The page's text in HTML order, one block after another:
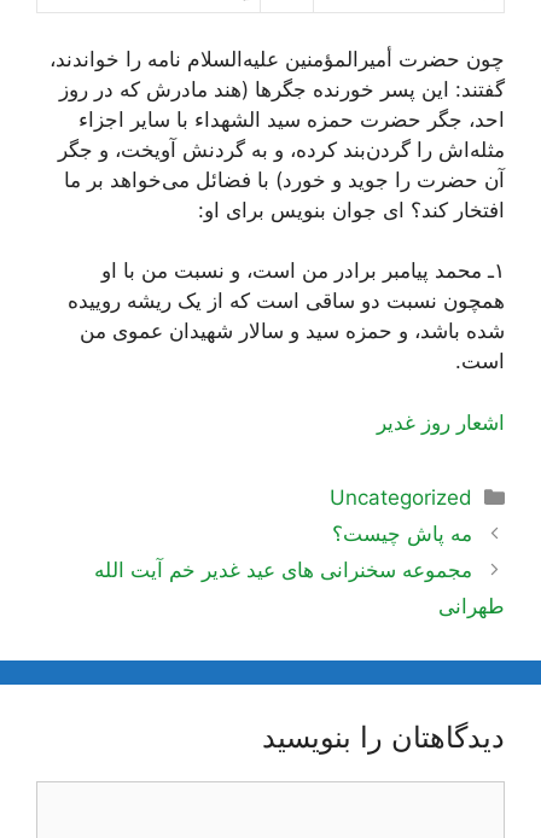
چون حضرت أمیرالمؤمنین علیه‌السلام نامه را خواندند،
گفتند: این پسر خورنده جگرها (هند مادرش که در روز
احد، جگر حضرت حمزه سید الشهداء با سایر اجزاء
مثله‌اش را گردن‌بند کرده، و به گردنش آویخت، و جگر
آن حضرت را جوید و خورد) با فضائل مى‌خواهد بر ما
افتخار کند؟ اى جوان بنویس براى او:
١ـ محمد پیامبر برادر من است، و نسبت من با او
همچون نسبت دو ساقى است که از یک ریشه روییده
شده باشد، و حمزه سید و سالار شهیدان عموى من
است‌.
اشعار روز غدیر
دسته‌ها
Uncategorized
ناوبری
نوشته‌ها
مه پاش چیست؟
مجموعه سخنرانی های عید غدیر خم آیت الله
طهرانی
دیدگاهتان را بنویسید